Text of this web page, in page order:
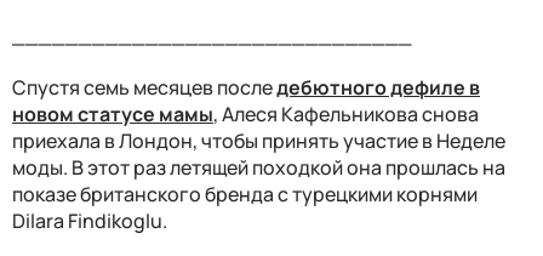
Спустя семь месяцев последебютного дефиле в
новом статусе мамы, Алеся Кафельникова снова
приехала в Лондон, чтобы принять участие в Неделе
моды. В этот раз летящей походкой она прошлась на
показе британского бренда с турецкими корнями
Dilara Findikoglu.